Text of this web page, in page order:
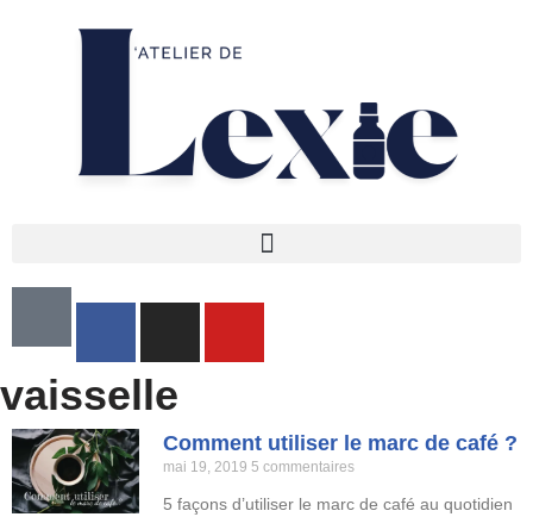
vaisselle
Comment utiliser le marc de café ?
mai 19, 2019 5 commentaires
5 façons d’utiliser le marc de café au quotidien